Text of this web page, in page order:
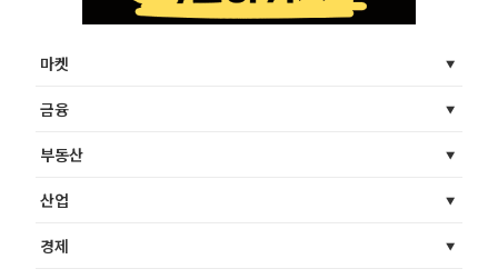
마켓
금융
부동산
산업
경제